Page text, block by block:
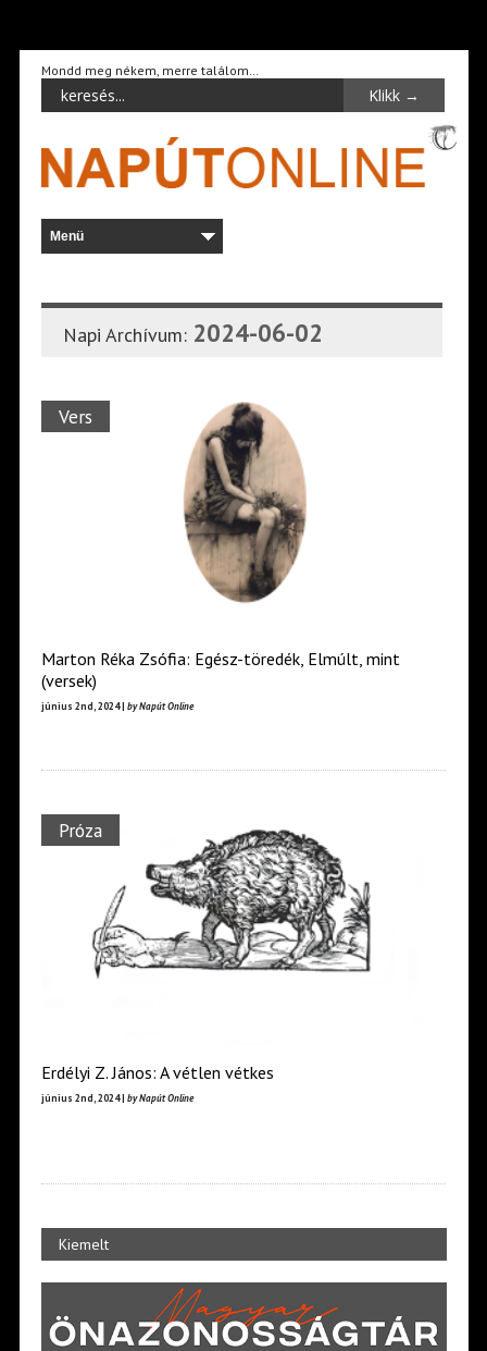
Mondd meg nékem, merre találom…
Napi Archívum: 2024-06-02
Vers
Marton Réka Zsófia: Egész-töredék, Elmúlt, mint
(versek)
június 2nd, 2024 | by Napút Online
Próza
Erdélyi Z. János: A vétlen vétkes
június 2nd, 2024 | by Napút Online
Kiemelt